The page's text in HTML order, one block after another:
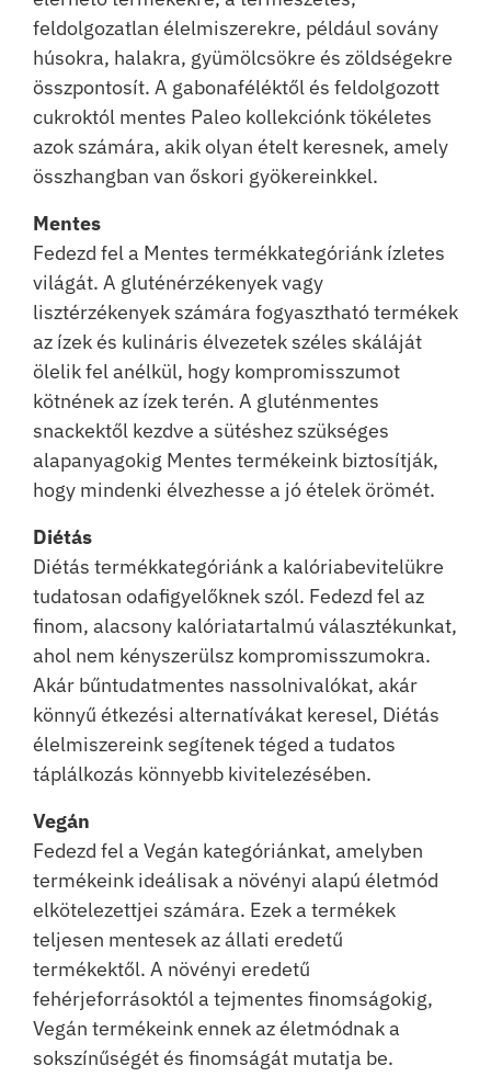
feldolgozatlan élelmiszerekre, például sovány
húsokra, halakra, gyümölcsökre és zöldségekre
összpontosít. A gabonaféléktől és feldolgozott
cukroktól mentes Paleo kollekciónk tökéletes
azok számára, akik olyan ételt keresnek, amely
összhangban van őskori gyökereinkkel.
Mentes
Fedezd fel a Mentes termékkategóriánk ízletes
világát. A gluténérzékenyek vagy
lisztérzékenyek számára fogyasztható termékek
az ízek és kulináris élvezetek széles skáláját
ölelik fel anélkül, hogy kompromisszumot
kötnének az ízek terén. A gluténmentes
snackektől kezdve a sütéshez szükséges
alapanyagokig Mentes termékeink biztosítják,
hogy mindenki élvezhesse a jó ételek örömét.
Diétás
Diétás termékkategóriánk a kalóriabevitelükre
tudatosan odafigyelőknek szól. Fedezd fel az
finom, alacsony kalóriatartalmú választékunkat,
ahol nem kényszerülsz kompromisszumokra.
Akár bűntudatmentes nassolnivalókat, akár
könnyű étkezési alternatívákat keresel, Diétás
élelmiszereink segítenek téged a tudatos
táplálkozás könnyebb kivitelezésében.
Vegán
Fedezd fel a Vegán kategóriánkat, amelyben
termékeink ideálisak a növényi alapú életmód
elkötelezettjei számára. Ezek a termékek
teljesen mentesek az állati eredetű
termékektől. A növényi eredetű
fehérjeforrásoktól a tejmentes finomságokig,
Vegán termékeink ennek az életmódnak a
sokszínűségét és finomságát mutatja be.